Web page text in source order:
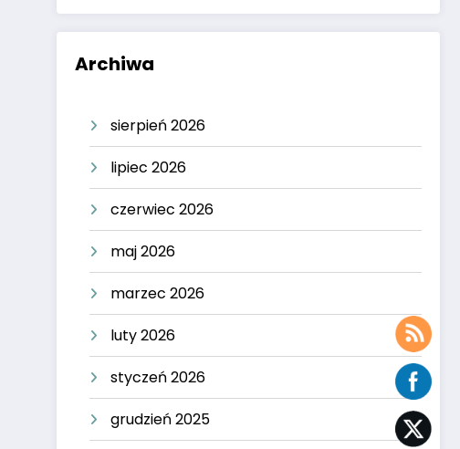
Archiwa
sierpień 2026
lipiec 2026
czerwiec 2026
maj 2026
marzec 2026
luty 2026
styczeń 2026
grudzień 2025